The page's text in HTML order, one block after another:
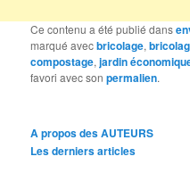
Ce contenu a été publié dans
marqué avecbricolage,
compostage,jardin
favori avec sonpermalien.
A propos des AUTEURS
Les derniers articles